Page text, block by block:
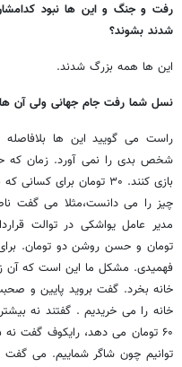
رفت و جنگ و این ها نبود
شدند بشوند؟
این ها همه بزرگ شدند.
نسل شما رفت جام جهانی ولی آن
راست می گویید این ها
بازی کنند. ۳۰ تومان
چیز را می دانست،مثلا می گفت
تومان و حسن روشن دو تومان.
فهمیدی. مشکل ما این است که آن
خانه بخرد. گفت بروید پایین و
خانه را می خریدیم . گفتند نه
توانیم چون شاگر شماییم. می